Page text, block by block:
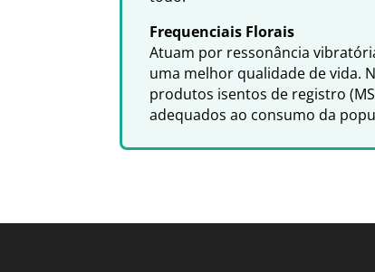
Frequenciais Florais
Atuam por ressonância
uma melhor qualidade de vida.
produtos isentos de registro
adequados ao consumo da